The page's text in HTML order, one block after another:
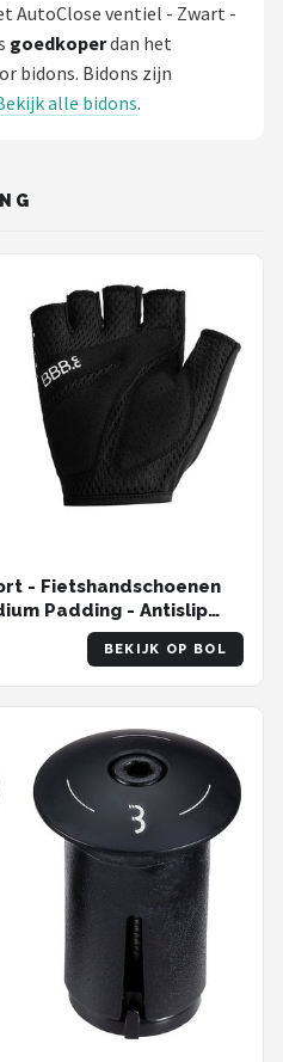
AutoClose ventiel - Zwart -
goedkoperdan het
bidons. Bidons zijn
alle bidons.
- Fietshandschoenen
Padding - Antislip
- Wit
BEKIJK OP BOL